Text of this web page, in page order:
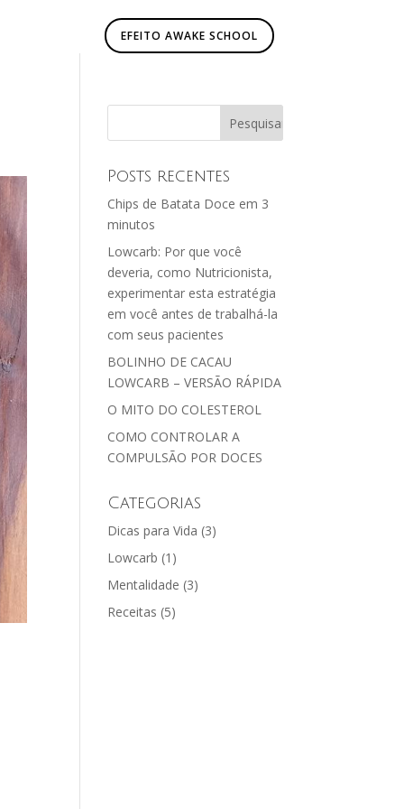
EFEITO AWAKE SCHOOL
Posts recentes
Chips de Batata Doce em 3
minutos
​Lowcarb: Por que você​
deveria, como Nutricionista,
experimentar ​esta estratégia
em voc​ê​ antes de trabalh​á​-la
com seus pacientes
BOLINHO DE CACAU
LOWCARB – VERSÃO RÁPIDA
O MITO DO COLESTEROL
COMO CONTROLAR A
COMPULSÃO POR DOCES
Categorias
Dicas para Vida (3)
Lowcarb (1)
Mentalidade (3)
Receitas (5)